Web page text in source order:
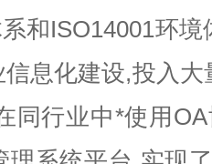
和ISO14001环境
息化建设,投入大
同行业中*使用 OA